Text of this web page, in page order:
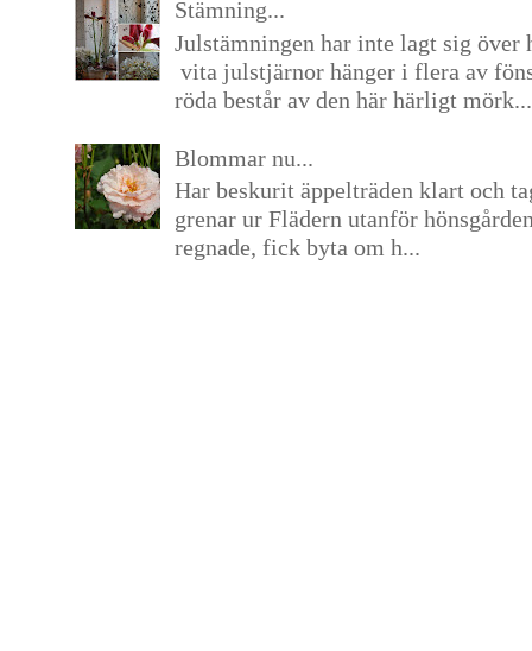
Stämning...
Julstämningen har inte lagt sig över
vita julstjärnor hänger i flera av
röda består av den här härligt mörk...
Blommar nu...
Har beskurit äppelträden klart och
grenar ur Flädern utanför
regnade, fick byta om h...